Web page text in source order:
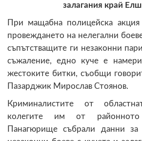
залагания край
При мащабна полицейска акция
провеждането на нелегални
съпътстващите ги незаконни
съжаление, едно куче е
жестоките битки, съобщи
Пазарджик Мирослав Стоянов.
Криминалистите от
колегите им от
Панагюрище събрали данни за